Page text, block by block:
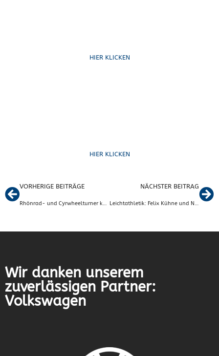
HIER KLICKEN
HIER KLICKEN
VORHERIGE BEITRÄGE
Rhönrad- und Cyrwheelturner kämpfen um WM-Teilnahme
NÄCHSTER BEITRAG
Leichtathletik: Felix Kühne und Nele Pult erfolgreich beim Eintracht-Stadionlauf in Braunschweig
Wir danken unserem
zuverlässigen Partner:
Volkswagen